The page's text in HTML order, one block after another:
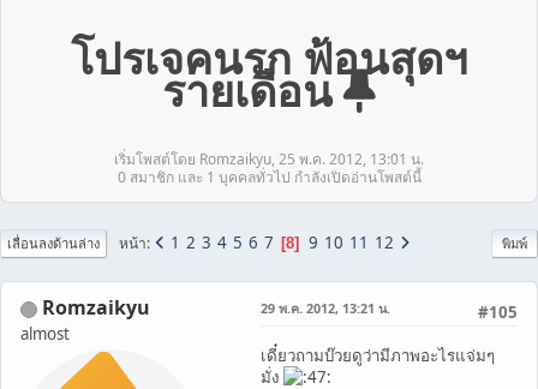
โปรเจคนรก ฟ้อนสุดฯ
รายเดือน
เริ่มโพสต์โดย Romzaikyu, 25 พ.ค. 2012, 13:01 น.
0 สมาชิก และ 1 บุคคลทั่วไป กำลังเปิดอ่านโพสต์นี้
พิมพ์
เลื่อนลงด้านล่าง หน้า 1 2 3 4 5 6 7 8 9 10 11 12
Romzaikyu
almost
#105
29 พ.ค. 2012, 13:21 น.
เดี๋ยวถามบ๊วยดูว่ามีภาพอะไรแจ่มๆ
มั่ง